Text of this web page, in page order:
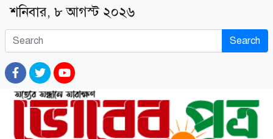
শনিবার, ৮ আগস্ট ২০২৬
Search